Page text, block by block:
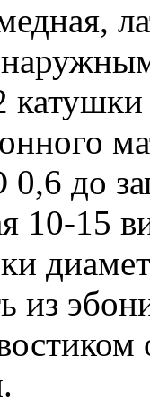
до
10-15
из